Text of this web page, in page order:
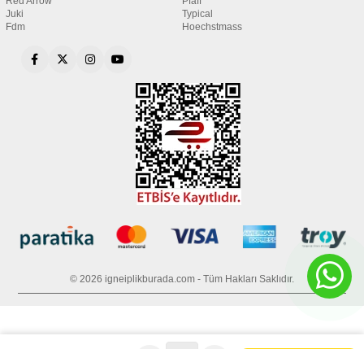
Juki
Fdm
Typical
Hoechstmass
© 2026 igneiplikburada.com - Tüm Hakları Saklıdır.